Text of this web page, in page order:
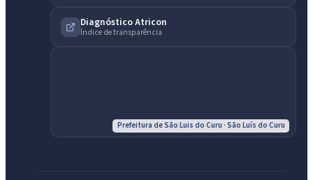
Diagnóstico Atricon
Índice de transparência
Prefeitura de São Luis do Curu · São Luís do Curu
IntGest AI
Assistente do Portal